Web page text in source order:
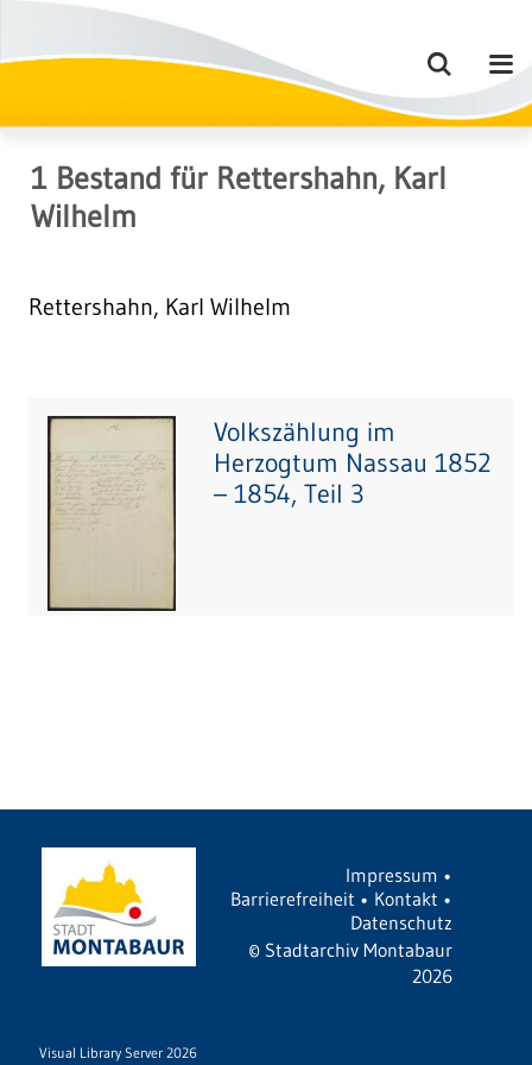
1 Bestand für Rettershahn, Karl
Wilhelm
Rettershahn, Karl Wilhelm
Volkszählung im
Herzogtum Nassau 1852
– 1854, Teil 3
Impressum •
Barrierefreiheit • Kontakt •
Datenschutz
© Stadtarchiv Montabaur
2026
Visual Library Server 2026